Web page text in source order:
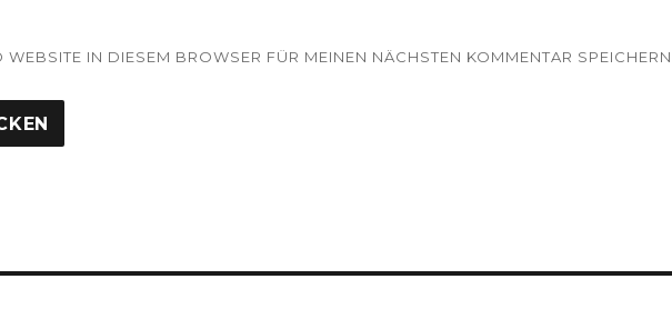
IN DIESEM BROWSER FÜR MEINEN NÄCHSTEN KOMMENTAR